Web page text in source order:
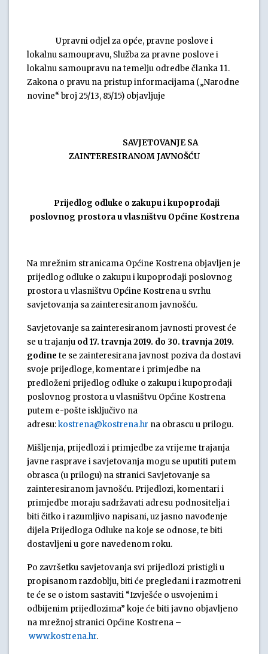
Upravni odjel za opće, pravne poslove i
lokalnu samoupravu, Služba za pravne poslove i
lokalnu samoupravu na temelju odredbe članka 11.
Zakona o pravu na pristup informacijama („Narodne
novine“ broj 25/13, 85/15) objavljuje
SAVJETOVANJE SA
ZAINTERESIRANOM JAVNOŠĆU
Prijedlog odluke o zakupu i kupoprodaji
poslovnog prostora u vlasništvu Općine Kostrena
Na mrežnim stranicama Općine Kostrena objavljen je
prijedlog odluke o zakupu i kupoprodaji poslovnog
prostora u vlasništvu Općine Kostrena u svrhu
savjetovanja sa zainteresiranom javnošću.
Savjetovanje sa zainteresiranom javnosti provest će
se u trajanju od 17. travnja 2019. do 30. travnja 2019.
godine te se zainteresirana javnost poziva da dostavi
svoje prijedloge, komentare i primjedbe na
predloženi prijedlog odluke o zakupu i kupoprodaji
poslovnog prostora u vlasništvu Općine Kostrena
putem e-pošte isključivo na
adresu:kostrena@kostrena.hr na obrascu u prilogu.
Mišljenja, prijedlozi i primjedbe za vrijeme trajanja
javne rasprave i savjetovanja mogu se uputiti putem
obrasca (u prilogu) na stranici Savjetovanje sa
zainteresiranom javnošću. Prijedlozi, komentari i
primjedbe moraju sadržavati adresu podnositelja i
biti čitko i razumljivo napisani, uz jasno navođenje
dijela Prijedloga Odluke na koje se odnose, te biti
dostavljeni u gore navedenom roku.
Po završetku savjetovanja svi prijedlozi pristigli u
propisanom razdoblju, biti će pregledani i razmotreni
te će se o istom sastaviti “Izvješće o usvojenim i
odbijenim prijedlozima” koje će biti javno objavljeno
na mrežnoj stranici Općine Kostrena –
www.kostrena.hr.